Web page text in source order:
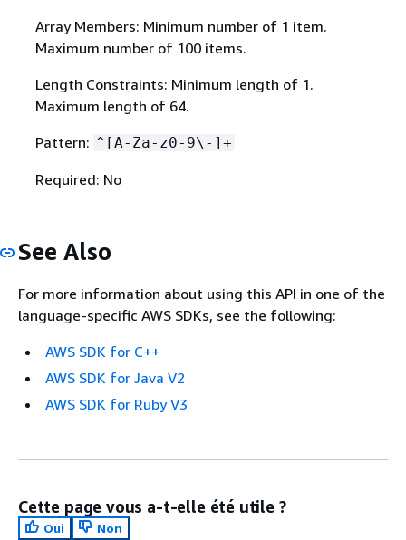
Array Members: Minimum number of 1 item.
Maximum number of 100 items.
Length Constraints: Minimum length of 1.
Maximum length of 64.
Pattern: ^[A-Za-z0-9\-]+
Required: No
See Also
For more information about using this API in one of the
language-specific AWS SDKs, see the following:
AWS SDK for C++
AWS SDK for Java V2
AWS SDK for Ruby V3
Cette page vous a-t-elle été utile ?
Oui
Non